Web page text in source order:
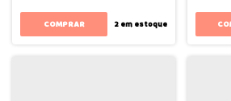
COMPRAR 2em estoque